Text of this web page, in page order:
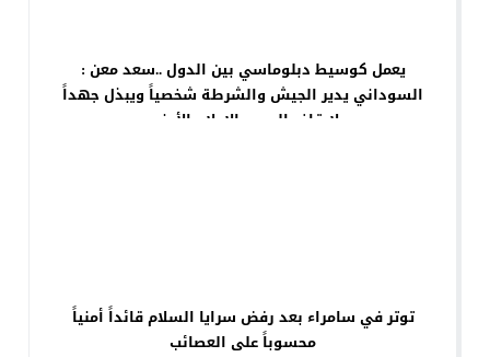
يعمل كوسيط دبلوماسي بين الدول ..سعد معن :
السوداني يدير الجيش والشرطة شخصياً ويبذل جهداً
لإيقاف الحرب.. الإعلام الأمني
توتر في سامراء بعد رفض سرايا السلام قائداً أمنياً
محسوباً على العصائب